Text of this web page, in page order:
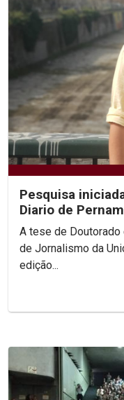
Pesquisa
Diario de
A tese de
de Jornalismo da
edição...